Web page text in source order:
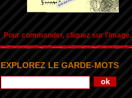
Pour commander, cliquez sur l'image.
EXPLOREZ LE GARDE-MOTS